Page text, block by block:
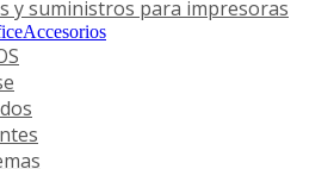
y suministros para impresoras
Accesorios